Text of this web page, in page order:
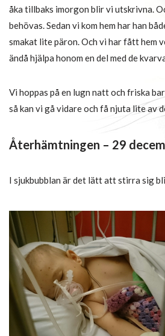
åka tillbaks imorgon blir vi utskrivna.
behövas. Sedan vi kom hem har han
smakat lite päron. Och vi har fått hem
ändå hjälpa honom en del med de
Vi hoppas på en lugn natt och friska
så kan vi gå vidare och få njuta lite av
Återhämtningen – 29
I sjukbubblan är det lätt att stirra sig